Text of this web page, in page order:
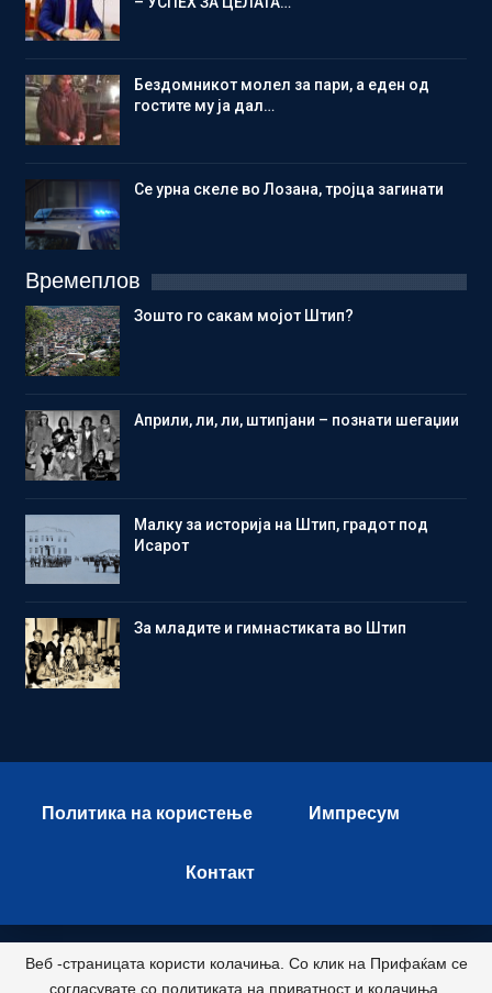
Бездомникот молел за пари, а еден од
гостите му ја дал…
Се урна скеле во Лозана, тројца загинати
Времеплов
Зошто го сакам мојот Штип?
Aприли, ли, ли, штипјани – познати шегаџии
Малку за историја на Штип, градот под
Исарот
Зa младите и гимнастиката во Штип
Политика на користење Импресум
Контакт
© 2026 - Istok Press. All Rights Reserved.
Веб -страницата користи колачиња. Со клик на Прифаќам се
согласувате со политиката на приватност и колачиња.